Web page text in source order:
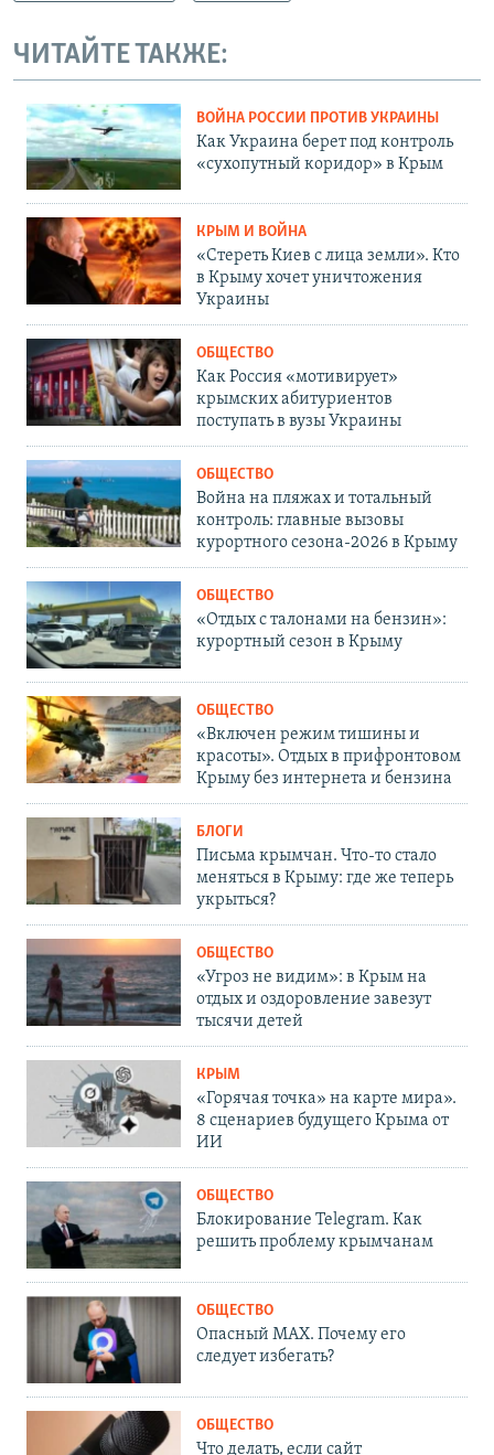
ЧИТАЙТЕ ТАКЖЕ:
ВОЙНА РОССИИ ПРОТИВ УКРАИНЫ
Как Украина берет под контроль
«сухопутный коридор» в Крым
КРЫМ И ВОЙНА
«Стереть Киев с лица земли». Кто
в Крыму хочет уничтожения
Украины
ОБЩЕСТВО
Как Россия «мотивирует»
крымских абитуриентов
поступать в вузы Украины
ОБЩЕСТВО
Война на пляжах и тотальный
контроль: главные вызовы
курортного сезона-2026 в Крыму
ОБЩЕСТВО
«Отдых с талонами на бензин»:
курортный сезон в Крыму
ОБЩЕСТВО
«Включен режим тишины и
красоты». Отдых в прифронтовом
Крыму без интернета и бензина
БЛОГИ
Письма крымчан. Что-то стало
меняться в Крыму: где же теперь
укрыться?
ОБЩЕСТВО
«Угроз не видим»: в Крым на
отдых и оздоровление завезут
тысячи детей
КРЫМ
«Горячая точка» на карте мира».
8 сценариев будущего Крыма от
ИИ
ОБЩЕСТВО
Блокирование Telegram. Как
решить проблему крымчанам
ОБЩЕСТВО
Опасный MAX. Почему его
следует избегать?
ОБЩЕСТВО
Что делать, если сайт